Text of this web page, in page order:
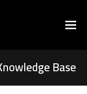
Base